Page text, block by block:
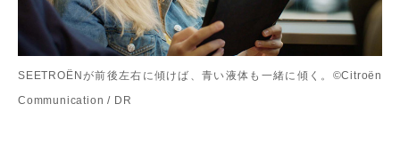
SEETROËNが前後左右に傾けば、青い液体も一緒に傾く。©Citroën
Communication / DR